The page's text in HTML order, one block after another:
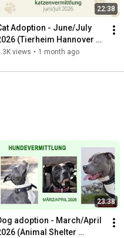
22:38
Adoption - June/July
(Tierheim Hannover
views • 1 month ago
23:38
adoption - March/April
(Animal Shelter